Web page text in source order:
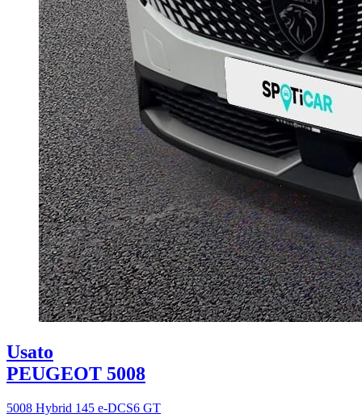
Usato
PEUGEOT 5008
5008 Hybrid 145 e-DCS6 GT